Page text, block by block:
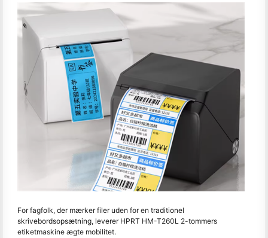
For fagfolk, der mærker filer uden for en traditionel
skrivebordsopsætning, leverer HPRT HM-T260L 2-tommers
etiketmaskine ægte mobilitet.